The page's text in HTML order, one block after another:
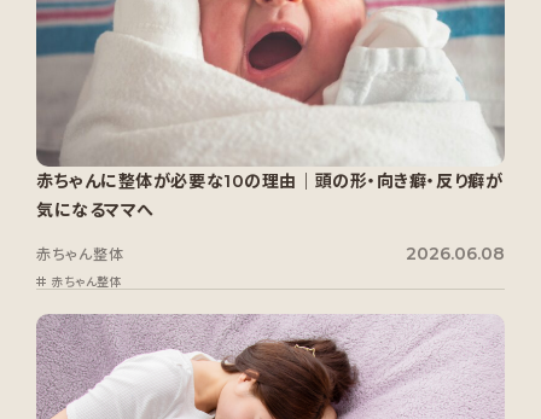
赤ちゃんに整体が必要な10の理由｜頭の形・向き癖・反り癖が
気になるママへ
2026.06.08
赤ちゃん整体
赤ちゃん整体